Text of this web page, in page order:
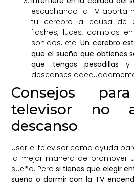
escuchando la TV aporta
tu cerebro a causa de
flashes, luces, cambios
sonidos, etc.Un cerebro
que el sueño que obtienes
que tengas pesadillas y
descanses
Consejos
televisor no
descanso
Usar el televisor como ayuda
la mejor manera de promover
sueño. Pero si tienes que elegir
sueño o dormir con la TV